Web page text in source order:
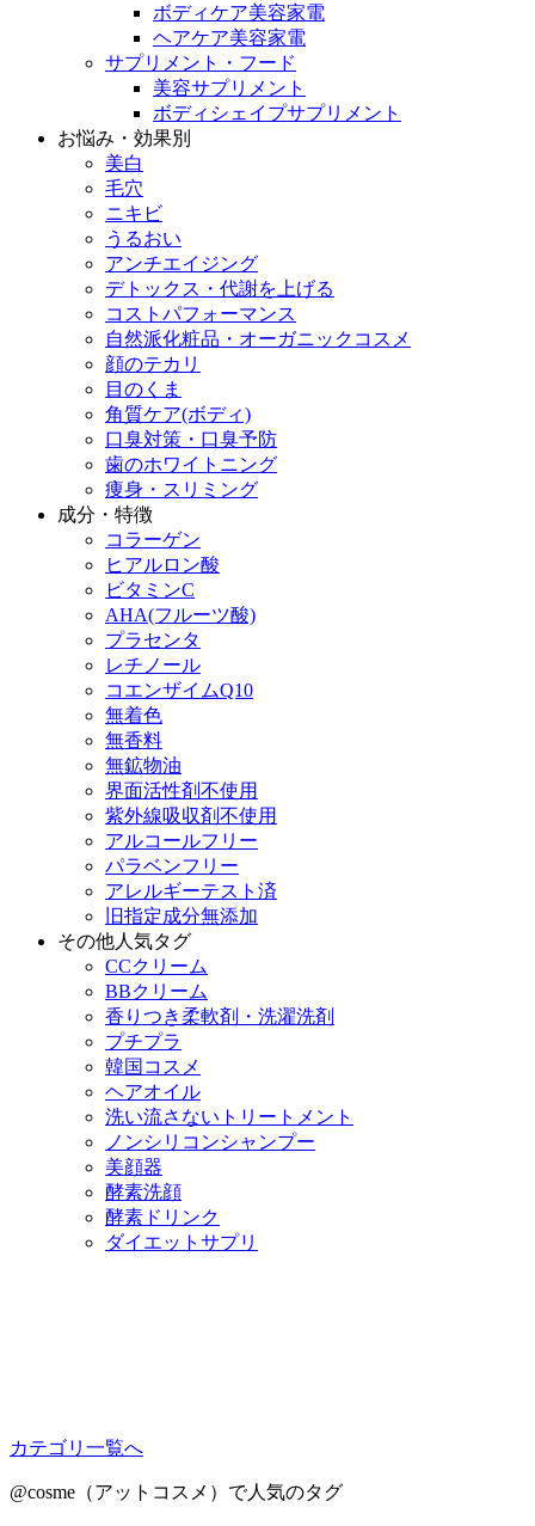
ボディケア美容家電
ヘアケア美容家電
サプリメント・フード
美容サプリメント
ボディシェイプサプリメント
お悩み・効果別
美白
毛穴
ニキビ
うるおい
アンチエイジング
デトックス・代謝を上げる
コストパフォーマンス
自然派化粧品・オーガニックコスメ
顔のテカリ
目のくま
角質ケア(ボディ)
口臭対策・口臭予防
歯のホワイトニング
痩身・スリミング
成分・特徴
コラーゲン
ヒアルロン酸
ビタミンC
AHA(フルーツ酸)
プラセンタ
レチノール
コエンザイムQ10
無着色
無香料
無鉱物油
界面活性剤不使用
紫外線吸収剤不使用
アルコールフリー
パラベンフリー
アレルギーテスト済
旧指定成分無添加
その他人気タグ
CCクリーム
BBクリーム
香りつき柔軟剤・洗濯洗剤
プチプラ
韓国コスメ
ヘアオイル
洗い流さないトリートメント
ノンシリコンシャンプー
美顔器
酵素洗顔
酵素ドリンク
ダイエットサプリ
カテゴリ一覧へ
@cosme（アットコスメ）で人気のタグ